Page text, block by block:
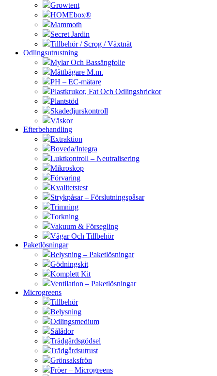
Growtent
HOMEbox®
Mammoth
Secret Jardin
Tillbehör / Scrog / Växtnät
Odlingsutrustning
Mylar Och Bassängfolie
Måttbägare M.m.
PH – EC-mätare
Plastkrukor, Fat Och Odlingsbrickor
Plantstöd
Skadedjurskontroll
Väskor
Efterbehandling
Extraktion
Boveda/Integra
Luktkontroll – Neutralisering
Mikroskop
Förvaring
Kvalitetstest
Strykpåsar – Förslutningspåsar
Trimning
Torkning
Vakuum & Försegling
Vågar Och Tillbehör
Paketlösningar
Belysning – Paketlösningar
Gödningskit
Komplett Kit
Ventilation – Paketlösningar
Microgreens
Tillbehör
Belysning
Odlingsmedium
Sålådor
Trädgårdsgödsel
Trädgårdsutrust
Grönsaksfrön
Fröer – Microgreens